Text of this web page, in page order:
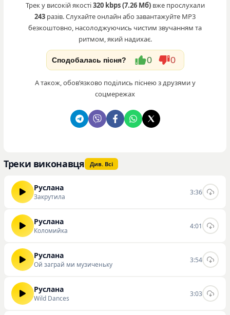
Трек у високій якості320 kbps (7.26 Мб)вже прослухали
243 разів. Слухайте онлайн або завантажуйте MP3
безкоштовно, насолоджуючись чистим звучанням та
ритмом, який надихає.
Сподобалась пісня? 0 0
А також, обовʼязково поділись піснею з друзями у
соцмережах
Треки виконавця Див. Всі
Руслана
Закрутила
3:36
Руслана
Коломийка
4:01
Руслана
Ой заграй ми музиченьку
3:54
Руслана
Wild Dances
3:03